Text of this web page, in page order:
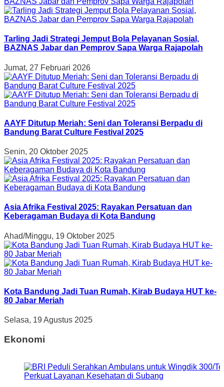
Tarling Jadi Strategi Jemput Bola Pelayanan Sosial,
BAZNAS Jabar dan Pemprov Sapa Warga Rajapolah
Jumat, 27 Februari 2026
AAYF Ditutup Meriah: Seni dan Toleransi Berpadu di
Bandung Barat Culture Festival 2025
Senin, 20 Oktober 2025
Asia Afrika Festival 2025: Rayakan Persatuan dan
Keberagaman Budaya di Kota Bandung
Ahad/Minggu, 19 Oktober 2025
Kota Bandung Jadi Tuan Rumah, Kirab Budaya HUT ke-
80 Jabar Meriah
Selasa, 19 Agustus 2025
Ekonomi